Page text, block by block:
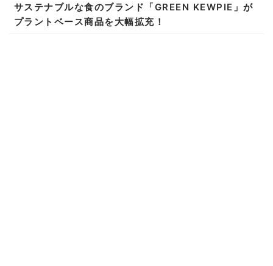
サステナブルな食のブランド「GREEN KEWPIE」が
プラントベース商品を大幅拡充！